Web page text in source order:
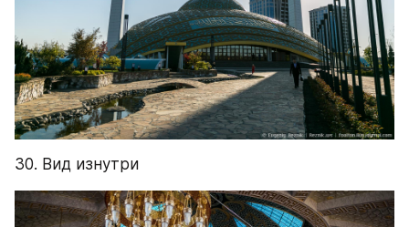
30. Вид изнутри